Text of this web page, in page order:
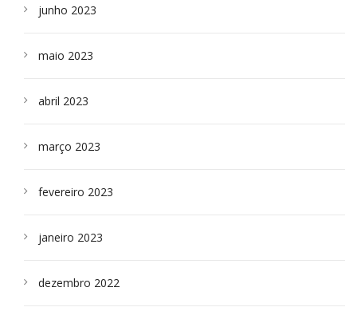
junho 2023
maio 2023
abril 2023
março 2023
fevereiro 2023
janeiro 2023
dezembro 2022